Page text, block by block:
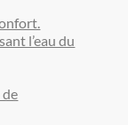
l’eau du
de